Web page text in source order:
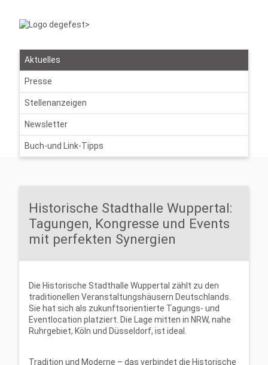
Aktuelles
Presse
Stellenanzeigen
Newsletter
Buch-und Link-Tipps
Historische Stadthalle Wuppertal:
Tagungen, Kongresse und Events
mit perfekten Synergien
Die Historische Stadthalle Wuppertal zählt zu den
traditionellen Veranstaltungshäusern Deutschlands.
Sie hat sich als zukunftsorientierte Tagungs- und
Eventlocation platziert. Die Lage mitten in NRW, nahe
Ruhrgebiet, Köln und Düsseldorf, ist ideal.
Tradition und Moderne – das verbindet die Historische